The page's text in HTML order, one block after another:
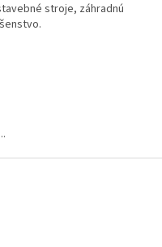
stroje, záhradnú